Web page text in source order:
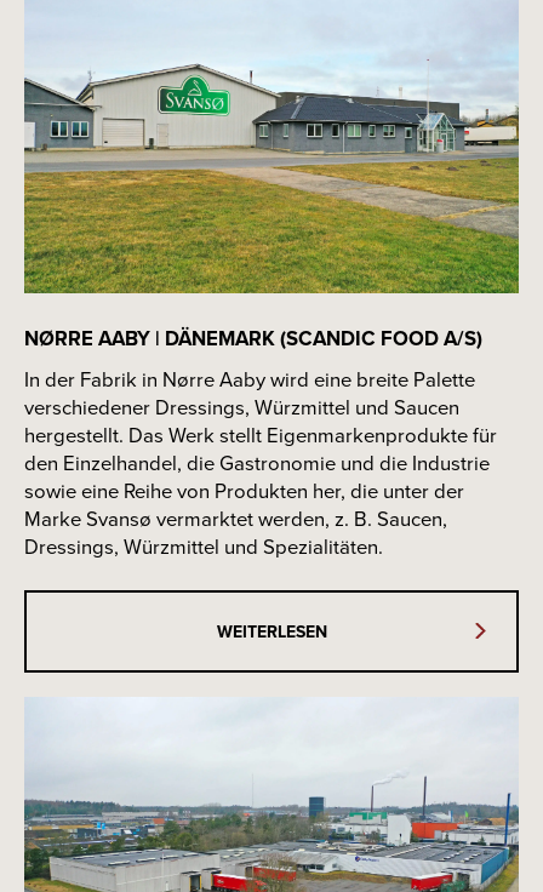
NØRRE AABY | DÄNEMARK (SCANDIC FOOD A/S)
In der Fabrik in Nørre Aaby wird eine breite Palette
verschiedener Dressings, Würzmittel und Saucen
hergestellt. Das Werk stellt Eigenmarkenprodukte für
den Einzelhandel, die Gastronomie und die Industrie
sowie eine Reihe von Produkten her, die unter der
Marke Svansø vermarktet werden, z. B. Saucen,
Dressings, Würzmittel und Spezialitäten.
WEITERLESEN